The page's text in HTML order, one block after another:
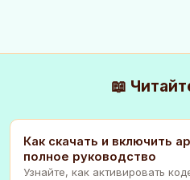
📖
Как скачать и включить
полное руководство
Узнайте, как активировать